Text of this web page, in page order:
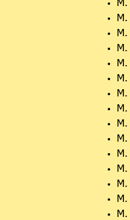
M.
M.
M.
M.
M.
M.
M.
M.
M.
M.
M.
M.
M.
M.
M.